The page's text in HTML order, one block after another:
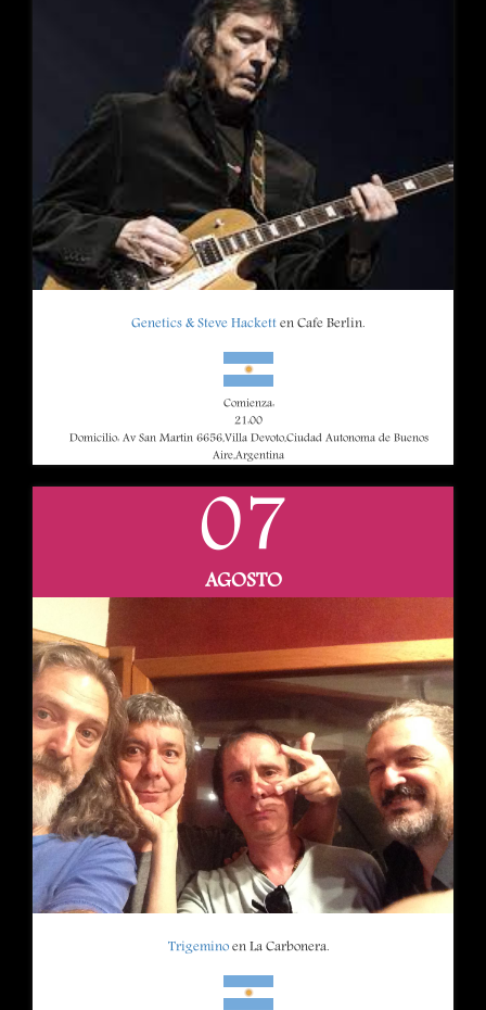
Genetics & Steve Hacketten Cafe Berlin.
Comienza:
21:00
Domicilio: Av San Martin 6656,Villa Devoto,Ciudad Autonoma de Buenos
Aire,Argentina
07
AGOSTO
Trigeminoen La Carbonera.